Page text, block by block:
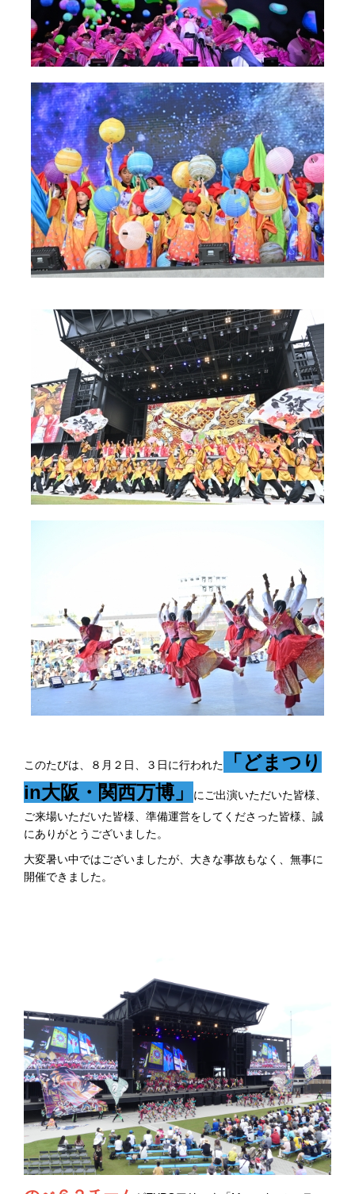
このたびは、８月２日、３日に行われた
「どまつり
in大阪・関西万博」
にご出演いただいた皆様、
ご来場いただいた皆様、準備運営をしてくださった皆様、誠
にありがとうございました。
大変暑い中ではございましたが、大きな事故もなく、無事に
開催できました。